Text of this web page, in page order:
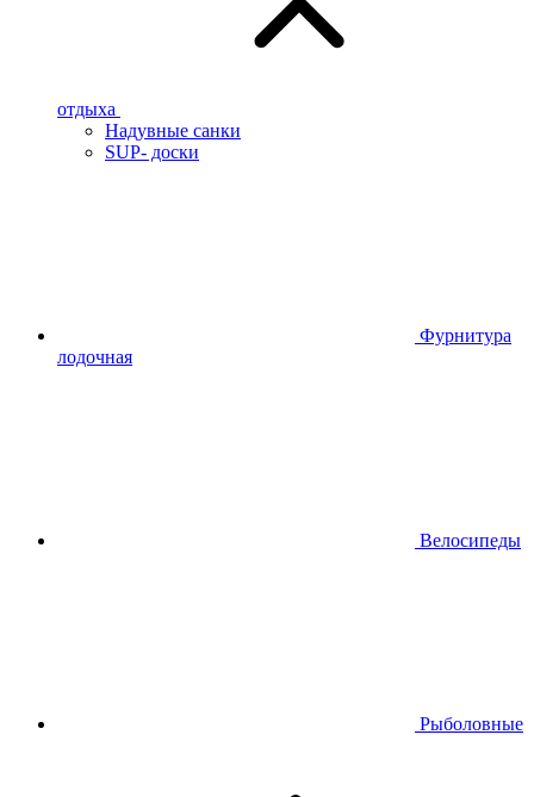
отдыха
Надувные санки
SUP- доски
Фурнитура
лодочная
Велосипеды
Рыболовные